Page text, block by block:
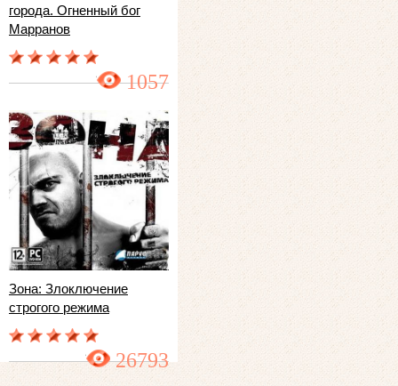
города. Огненный бог
Марранов
1057
Зона: Злоключение
строгого режима
26793